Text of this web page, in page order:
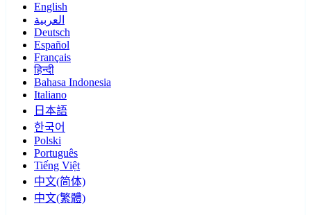
English
العربية
Deutsch
Español
Français
हिन्दी
Bahasa Indonesia
Italiano
日本語
한국어
Polski
Português
Tiếng Việt
中文(简体)
中文(繁體)